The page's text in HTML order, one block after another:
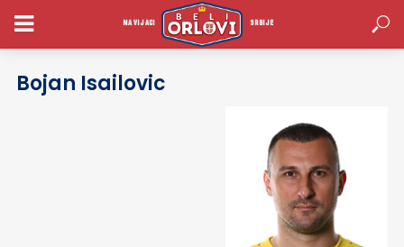
NAVIJACI SRBIJE
Profili igraca
Bojan Isailovic